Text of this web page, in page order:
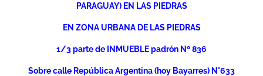
PARAGUAY) EN LAS PIEDRAS
EN ZONA URBANA DE LAS PIEDRAS
1/3 parte de INMUEBLE padrón Nº 836
Sobre calle República Argentina (hoy Bayarres) N°633